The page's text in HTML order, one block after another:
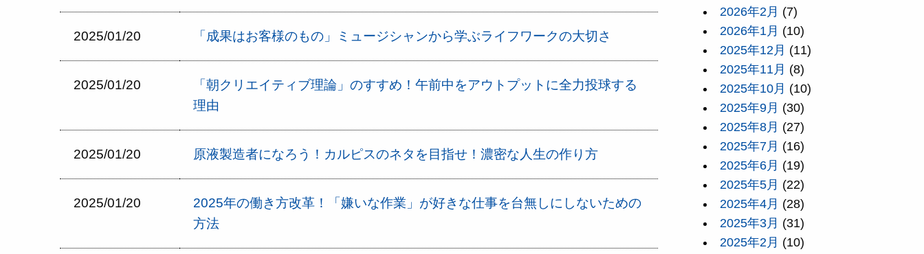
2025/01/20 「成果はお客様のもの」ミュージシャンから学ぶライフワークの大切さ
2025/01/20
「朝クリエイティブ理論」のすすめ！午前中をアウトプットに全力投球する
理由
2025/01/20 原液製造者になろう！カルピスのネタを目指せ！濃密な人生の作り方
2025/01/20
2025年の働き方改革！「嫌いな作業」が好きな仕事を台無しにしないための
方法
2026年2月 (7)
2026年1月 (10)
2025年12月 (11)
2025年11月 (8)
2025年10月 (10)
2025年9月 (30)
2025年8月 (27)
2025年7月 (16)
2025年6月 (19)
2025年5月 (22)
2025年4月 (28)
2025年3月 (31)
2025年2月 (10)